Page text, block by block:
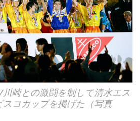
崎との激闘を制して清水エス
コカップを掲げた（写真